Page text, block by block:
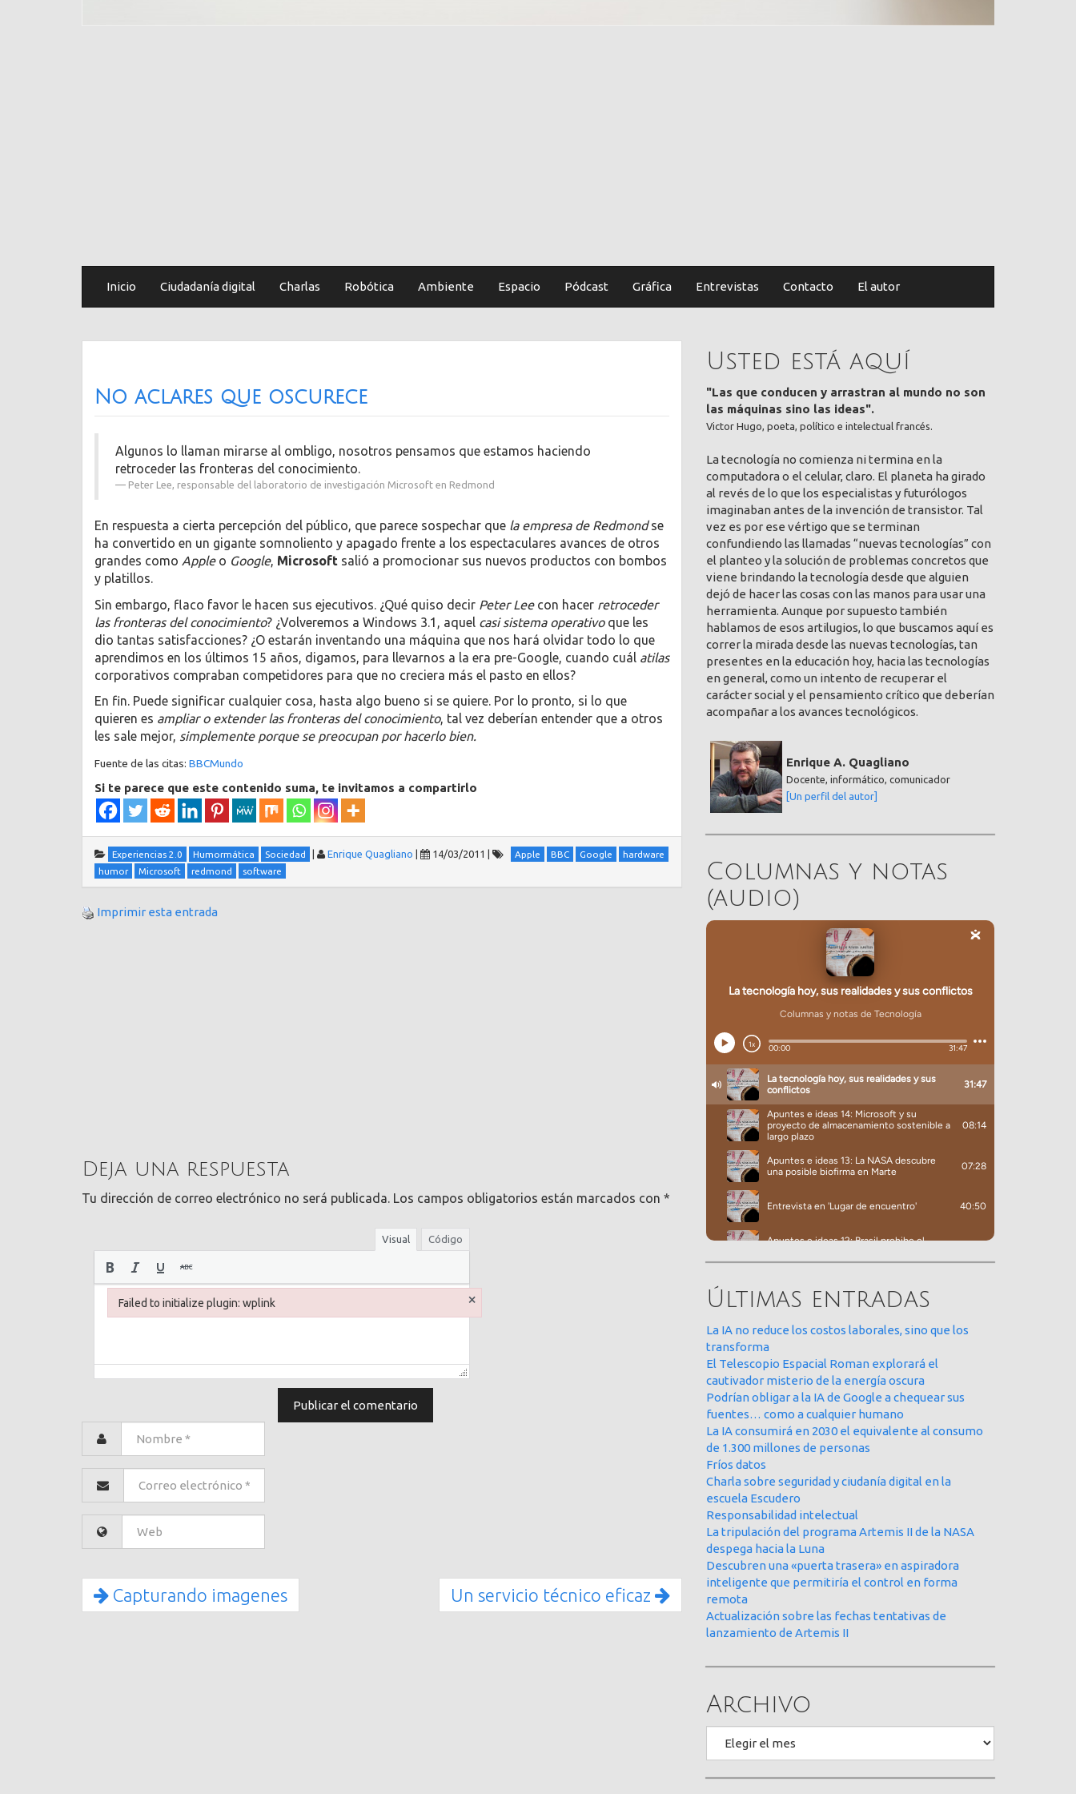
Inicio Ciudadanía digital Charlas Robótica Ambiente Espacio Pódcast Gráfica Entrevistas Contacto El autor
No aclares que oscurece
Algunos lo llaman mirarse al ombligo, nosotros pensamos que estamos haciendo
retroceder las fronteras del conocimiento.
Peter Lee, responsable del laboratorio de investigación Microsoft en Redmond
En respuesta a cierta percepción del público, que parece sospechar que la empresa de Redmondse
ha convertido en un gigante somnoliento y apagado frente a los espectaculares avances de otros
grandes como Appleo Google, Microsoft salió a promocionar sus nuevos productos con bombos
y platillos.
Sin embargo, flaco favor le hacen sus ejecutivos. ¿Qué quiso decir Peter Leecon hacer retroceder
las fronteras del conocimiento? ¿Volveremos a Windows 3.1, aquel casi sistema operativoque les
dio tantas satisfacciones? ¿O estarán inventando una máquina que nos hará olvidar todo lo que
aprendimos en los últimos 15 años, digamos, para llevarnos a la era pre-Google, cuando cuál atilas
corporativos compraban competidores para que no creciera más el pasto en ellos?
En fin. Puede significar cualquier cosa, hasta algo bueno si se quiere. Por lo pronto, si lo que
quieren es ampliar o extender las fronteras del conocimiento, tal vez deberían entender que a otros
les sale mejor, simplemente porque se preocupan por hacerlo bien.
Fuente de las citas: BBCMundo
Si te parece que este contenido suma, te invitamos a compartirlo
Experiencias 2.0 Humormática Sociedad Enrique Quagliano 14/03/2011 Apple BBC Google
hardware
humor
Microsoft redmond software
Imprimir esta entrada
Deja una respuesta
Tu dirección de correo electrónico no será publicada. Los campos obligatorios están marcados con *
Visual Código
Un servicio técnico eficaz
Capturando imagenes
Usted está aquí
"Las que conducen y arrastran al mundo no son
las máquinas sino las ideas".
Victor Hugo, poeta, político e intelectual francés.
La tecnología no comienza ni termina en la
computadora o el celular, claro. El planeta ha girado
al revés de lo que los especialistas y futurólogos
imaginaban antes de la invención de transistor. Tal
vez es por ese vértigo que se terminan
confundiendo las llamadas “nuevas tecnologías” con
el planteo y la solución de problemas concretos que
viene brindando la tecnología desde que alguien
dejó de hacer las cosas con las manos para usar una
herramienta. Aunque por supuesto también
hablamos de esos artilugios, lo que buscamos aquí es
correr la mirada desde las nuevas tecnologías, tan
presentes en la educación hoy, hacia las tecnologías
en general, como un intento de recuperar el
carácter social y el pensamiento crítico que deberían
acompañar a los avances tecnológicos.
Enrique A. Quagliano
Docente, informático, comunicador
[Un perfil del autor]
Columnas y notas
(audio)
Últimas entradas
La IA no reduce los costos laborales, sino que los
transforma
El Telescopio Espacial Roman explorará el
cautivador misterio de la energía oscura
Podrían obligar a la IA de Google a chequear sus
fuentes… como a cualquier humano
La IA consumirá en 2030 el equivalente al consumo
de 1.300 millones de personas
Fríos datos
Charla sobre seguridad y ciudanía digital en la
escuela Escudero
Responsabilidad intelectual
La tripulación del programa Artemis II de la NASA
despega hacia la Luna
Descubren una «puerta trasera» en aspiradora
inteligente que permitiría el control en forma
remota
Actualización sobre las fechas tentativas de
lanzamiento de Artemis II
Archivo
Failed to initialize plugin: wplink ×
Failed to initialize plugin: wplink